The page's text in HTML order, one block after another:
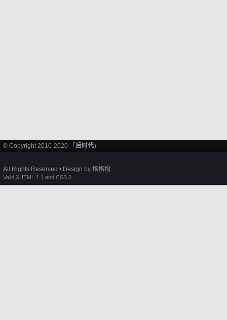
© Copyright 2010-2020 「 后时代 」
All Rights Reserved • Design by 格格物.
Valid XHTML 1.1 and CSS 3.